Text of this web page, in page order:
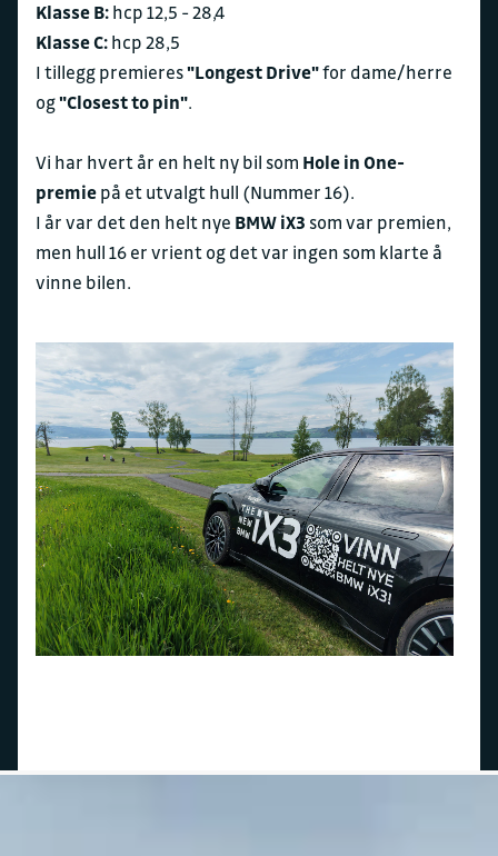
Klasse B: hcp 12,5 - 28,4
Klasse C: hcp 28,5
I tillegg premieres"Longest Drive"for dame/herre
og"Closest to pin".
Vi har hvert år en helt ny bil som Hole in One-
premie på et utvalgt hull (Nummer 16).
I år var det den helt nye BMW iX3 som var premien,
men hull 16 er vrient og det var ingen som klarte å
vinne bilen.